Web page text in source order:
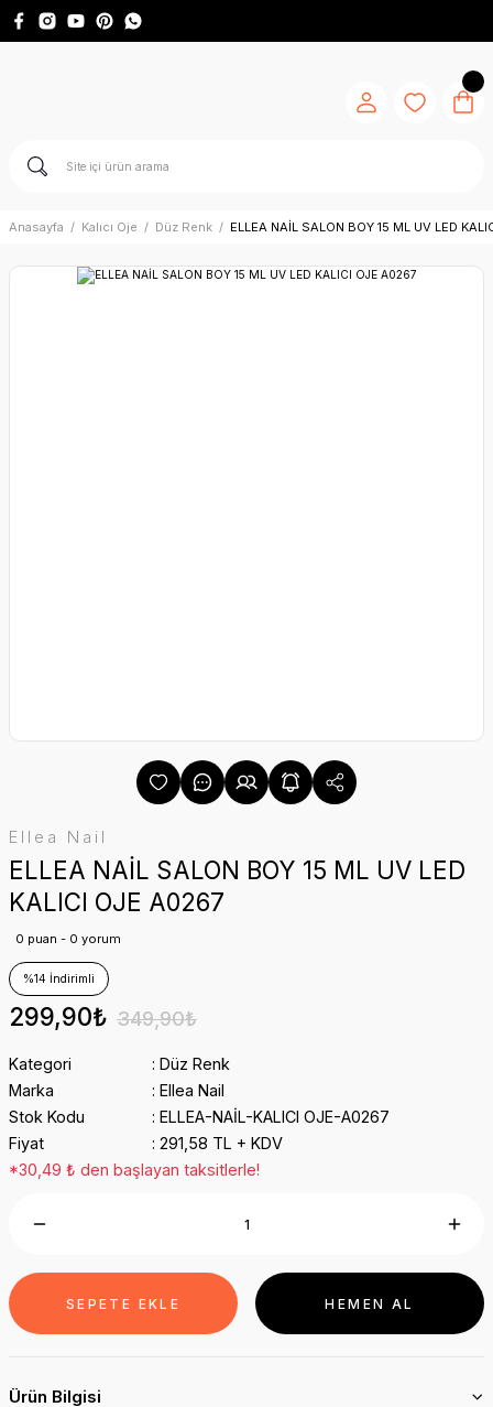
Anasayfa Kalıcı Oje Düz Renk ELLEA NAİL SALON BOY 15 ML UV LED
Ellea Nail
ELLEA NAİL SALON BOY 15 ML UV LED
KALICI OJE A0267
0 puan - 0 yorum
%14 İndirimli
299,90₺ 349,90₺
Kategori
Düz Renk
Marka
Ellea Nail
Stok Kodu
ELLEA-NAİL-KALICI OJE-A0267
Fiyat
291,58 TL + KDV
*30,49 ₺ den başlayan taksitlerle!
SEPETE EKLE HEMEN AL
Ürün Bilgisi